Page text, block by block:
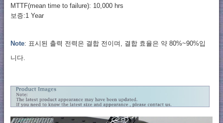
MTTF(mean time to failure): 10,000 hrs
보증:1 Year
Note: 표시된 출력 전력은 결합 전이며, 결합 효율은 약 80%~90%입
니다.